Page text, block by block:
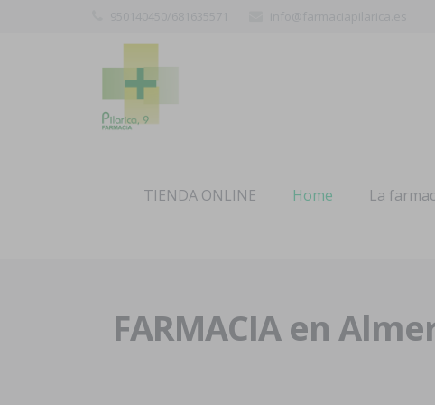
TIENDA ONLINE Home La
FARMACIA en